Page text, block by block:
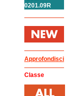
0201.09R
Approfondisci
Classe